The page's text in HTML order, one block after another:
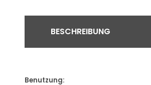
BESCHREIBUNG
Benutzung: